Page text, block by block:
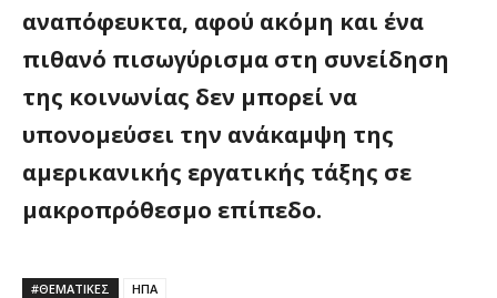
αναπόφευκτα, αφού ακόμη και ένα
πιθανό πισωγύρισμα στη συνείδηση
της κοινωνίας δεν μπορεί να
υπονομεύσει την ανάκαμψη της
αμερικανικής εργατικής τάξης σε
μακροπρόθεσμο επίπεδο.
#ΘΕΜΑΤΙΚΈΣ ΗΠΑ